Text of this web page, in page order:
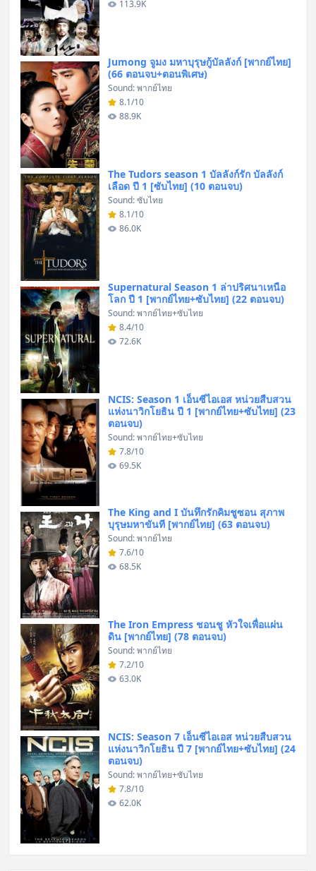
113.9K
Jumong จูมง มหาบุรุษกู้บัลลังก์ [พากย์ไทย]
(66 ตอนจบ+ตอนพิเศษ)
Sound: พากย์ไทย
8.1/10
88.9K
The Tudors season 1 บัลลังก์รัก บัลลังก์
เลือด ปี 1 [ซับไทย] (10 ตอนจบ)
Sound: ซับไทย
8.1/10
86.0K
Supernatural Season 1 ล่าปริศนาเหนือ
โลก ปี 1 [พากย์ไทย+ซับไทย] (22 ตอนจบ)
Sound: พากย์ไทย+ซับไทย
8.4/10
72.6K
NCIS: Season 1 เอ็นซีไอเอส หน่วยสืบสวน
แห่งนาวิกโยธิน ปี 1 [พากย์ไทย+ซับไทย] (23
ตอนจบ)
Sound: พากย์ไทย+ซับไทย
7.8/10
69.5K
The King and I บันทึกรักคิมชูซอน สุภาพ
บุรุษมหาขันที [พากย์ไทย] (63 ตอนจบ)
Sound: พากย์ไทย
7.6/10
68.5K
The Iron Empress ชอนชู หัวใจเพื่อแผ่น
ดิน [พากย์ไทย] (78 ตอนจบ)
Sound: พากย์ไทย
7.2/10
63.0K
NCIS: Season 7 เอ็นซีไอเอส หน่วยสืบสวน
แห่งนาวิกโยธิน ปี 7 [พากย์ไทย+ซับไทย] (24
ตอนจบ)
Sound: พากย์ไทย+ซับไทย
7.8/10
62.0K